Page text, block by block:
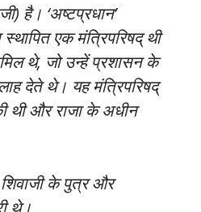
है। ‘अष्टप्रधान’
स्थापित एक मंत्रिपरिषद् थी
थे, जो उन्हें प्रशासन के
देते थे। यह मंत्रिपरिषद्
थी और राजा के अधीन
के पुत्र और
थे।